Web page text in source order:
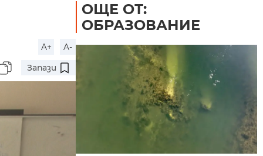
A+
A-
Запази
ОЩЕ ОТ:
ОБРАЗОВАНИЕ